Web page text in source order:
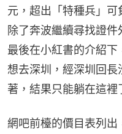
元，超出「特種兵」可
除了奔波繼續尋找證件
最後在小紅書的介紹
想去深圳，經深圳回
著，結果只能躺在這裡
網吧前檯的價目表列